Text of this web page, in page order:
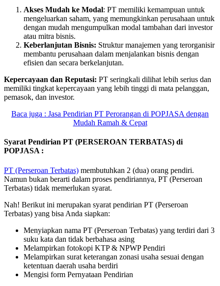
Akses Mudah ke Modal: PT memiliki kemampuan untuk
mengeluarkan saham, yang memungkinkan perusahaan untuk
dengan mudah mengumpulkan modal tambahan dari investor
atau mitra bisnis.
Keberlanjutan Bisnis: Struktur manajemen yang terorganisir
membantu perusahaan dalam menjalankan bisnis dengan
efisien dan secara berkelanjutan.
Kepercayaan dan Reputasi: PT seringkali dilihat lebih serius dan
memiliki tingkat kepercayaan yang lebih tinggi di mata pelanggan,
pemasok, dan investor.
Baca juga : Jasa Pendirian PT Perorangan di POPJASA dengan
Mudah Ramah & Cepat
Syarat Pendirian PT (PERSEROAN TERBATAS) di
POPJASA :
PT (Perseroan Terbatas) membutuhkan 2 (dua) orang pendiri.
Namun bukan berarti dalam proses pendiriannya, PT (Perseroan
Terbatas) tidak memerlukan syarat.
Nah! Berikut ini merupakan syarat pendirian PT (Perseroan
Terbatas) yang bisa Anda siapkan:
Menyiapkan nama PT (Perseroan Terbatas) yang terdiri dari 3
suku kata dan tidak berbahasa asing
Melampirkan fotokopi KTP & NPWP Pendiri
Melampirkan surat keterangan zonasi usaha sesuai dengan
ketentuan daerah usaha berdiri
Mengisi form Pernyataan Pendirian